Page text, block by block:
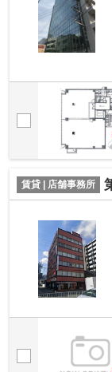
賃貸 | 店舗事務所